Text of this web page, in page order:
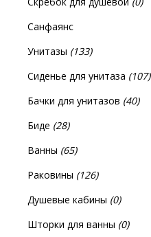
Санфаянс
Унитазы (133)
Сиденье для унитаза (107)
Бачки для унитазов (40)
Биде (28)
Ванны (65)
Раковины (126)
Душевые кабины (0)
Шторки для ванны (0)